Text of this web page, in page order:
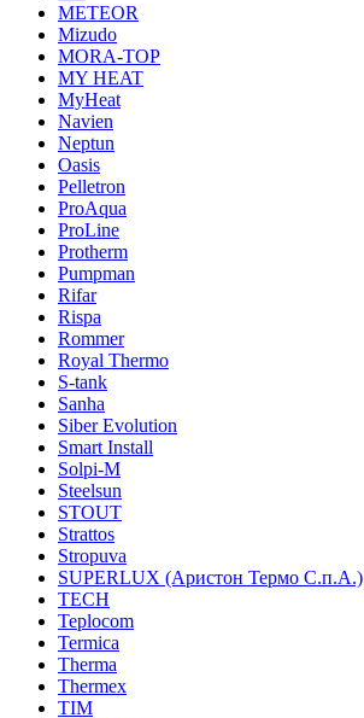
METEOR
Mizudo
MORA-TOP
MY HEAT
MyHeat
Navien
Neptun
Oasis
Pelletron
ProAqua
ProLine
Protherm
Pumpman
Rifar
Rispa
Rommer
Royal Thermo
S-tank
Sanha
Siber Evolution
Smart Install
Solpi-M
Steelsun
STOUT
Strattos
Stropuva
SUPERLUX (Аристон Термо С.п.А.)
TECH
Teplocom
Termica
Therma
Thermex
TIM